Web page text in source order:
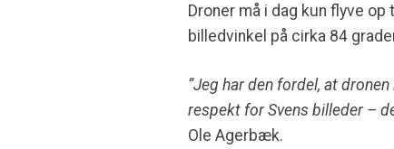
Droner må i dag kun flyve
billedvinkel på cirka 84
”Jeg har den fordel, at
respekt for Svens billeder –
Ole Agerbæk.